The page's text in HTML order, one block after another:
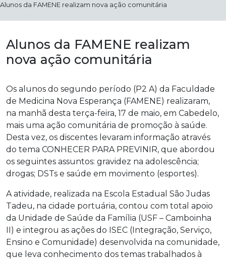
Alunos da FAMENE realizam nova ação comunitária
Alunos da FAMENE realizam
nova ação comunitária
Os alunos do segundo período (P2 A) da Faculdade
de Medicina Nova Esperança (FAMENE) realizaram,
na manhã desta terça-feira, 17 de maio, em Cabedelo,
mais uma ação comunitária de promoção à saúde.
Desta vez, os discentes levaram informação através
do tema CONHECER PARA PREVINIR, que abordou
os seguintes assuntos: gravidez na adolescência;
drogas; DSTs e saúde em movimento (esportes).
A atividade, realizada na Escola Estadual São Judas
Tadeu, na cidade portuária, contou com total apoio
da Unidade de Saúde da Família (USF – Camboinha
II) e integrou as ações do ISEC (Integração, Serviço,
Ensino e Comunidade) desenvolvida na comunidade,
que leva conhecimento dos temas trabalhados à